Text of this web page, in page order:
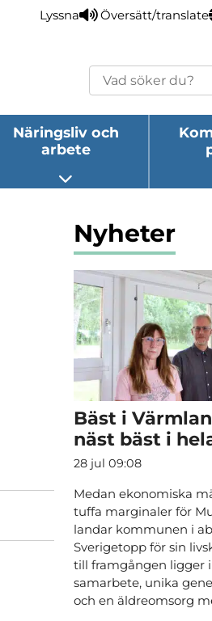
Lyssna Översätt/translate
Sök
Näringsliv och
arbete
Öppna undermeny
Nyheter
Bäst i
näst bäst i
28 jul 09:08
Medan ekonomiska
tuffa marginaler för
landar kommunen i
Sverigetopp för sin
till framgången ligger
samarbete, unika
och en äldreomsorg